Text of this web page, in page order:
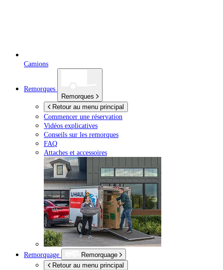
Camions
Remorques
Remorques
Retour au menu principal
Commencer une réservation
Vidéos explicatives
Conseils sur les remorques
FAQ
Attaches et accessoires
Remorquage
Remorquage
Retour au menu principal